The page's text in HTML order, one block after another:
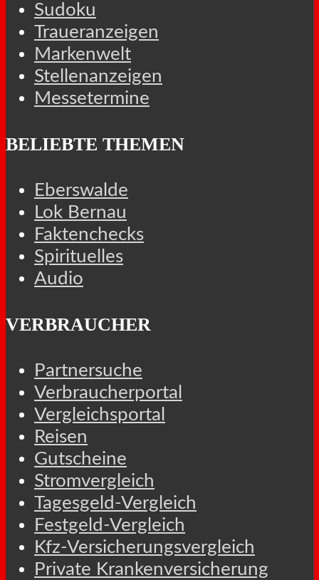
Sudoku
Traueranzeigen
Markenwelt
Stellenanzeigen
Messetermine
BELIEBTE THEMEN
Eberswalde
Lok Bernau
Faktenchecks
Spirituelles
Audio
VERBRAUCHER
Partnersuche
Verbraucherportal
Vergleichsportal
Reisen
Gutscheine
Stromvergleich
Tagesgeld-Vergleich
Festgeld-Vergleich
Kfz-Versicherungsvergleich
Private Krankenversicherung